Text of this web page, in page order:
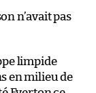
n’avait pas
limpide
en milieu de